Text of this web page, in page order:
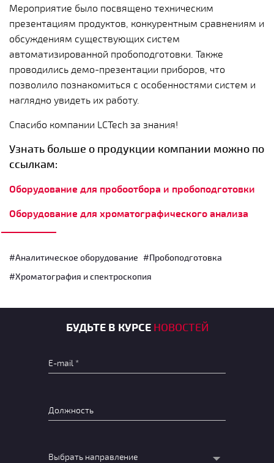
Мероприятие было посвящено техническим
презентациям продуктов, конкурентным сравнениям и
обсуждениям существующих систем
автоматизированной пробоподготовки. Также
проводились демо-презентации приборов, что
позволило познакомиться с особенностями систем и
наглядно увидеть их работу.
Спасибо компании LCTech за знания!
Узнать больше о продукции компании можно по
ссылкам:
Оборудование для пробоотбора и пробоподготовки
Оборудование для хроматографического анализа
#Аналитическое оборудование #Пробоподготовка
#Хроматография и спектроскопия
БУДЬТЕ В КУРСЕ НОВОСТЕЙ